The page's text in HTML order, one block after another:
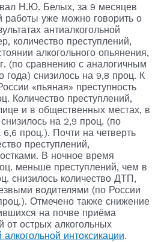
Н.Ю. Белых, за 9 месяцев
работы уже можно говорить о
антиалкогольной
количество преступлений,
алкогольного опьянения,
(по сравнению с аналогичным
года) снизилось на 9,8 проц. К
«пьяная» преступность
Количество преступлений,
и в общественных местах, в
на 2,9 проц. (по
проц.). Почти на четверть
преступлений,
В ночное время
меньше преступлений, чем в
снизилось количество ДТП,
водителями (по России
Отмечено также снижение
на почве приёма
от острых алкогольных
алкогольной интоксикации.